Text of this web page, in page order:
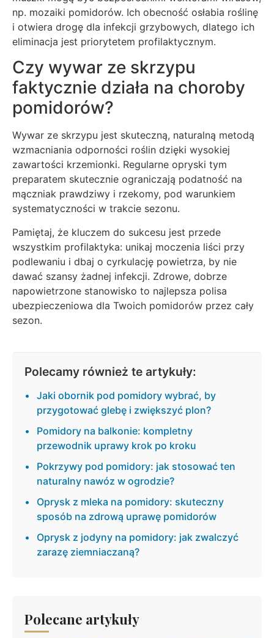
np. mozaiki pomidorów. Ich obecność osłabia roślinę
i otwiera drogę dla infekcji grzybowych, dlatego ich
eliminacja jest priorytetem profilaktycznym.
Czy wywar ze skrzypu
faktycznie działa na choroby
pomidorów?
Wywar ze skrzypu jest skuteczną, naturalną metodą
wzmacniania odporności roślin dzięki wysokiej
zawartości krzemionki. Regularne opryski tym
preparatem skutecznie ograniczają podatność na
mączniak prawdziwy i rzekomy, pod warunkiem
systematyczności w trakcie sezonu.
Pamiętaj, że kluczem do sukcesu jest przede
wszystkim profilaktyka: unikaj moczenia liści przy
podlewaniu i dbaj o cyrkulację powietrza, by nie
dawać szansy żadnej infekcji. Zdrowe, dobrze
napowietrzone stanowisko to najlepsza polisa
ubezpieczeniowa dla Twoich pomidorów przez cały
sezon.
Polecamy również te artykuły:
Jaki obornik pod pomidory wybrać, by
przygotować glebę i zwiększyć plon?
Pomidory na balkonie: kompletny
przewodnik uprawy krok po kroku
Pokrzywy pod pomidory: jak stosować ten
naturalny nawóz w ogrodzie?
Oprysk z mleka na pomidory: skuteczny
sposób na zdrową uprawę pomidorów
Oprysk z jodyny na pomidory: jak zwalczyć
zarazę ziemniaczaną?
Polecane artykuły